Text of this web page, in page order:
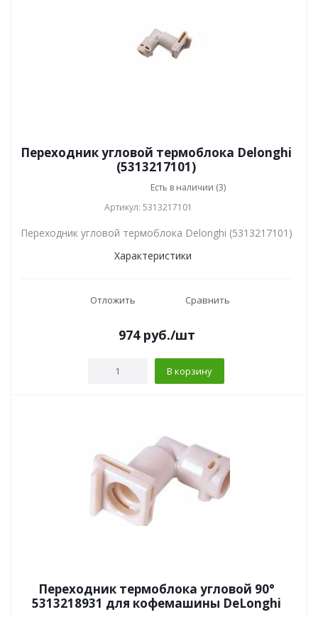
Переходник угловой термоблока Delonghi
(5313217101)
Есть в наличии (3)
Артикул: 5313217101
Переходник угловой термоблока Delonghi (5313217101)
Характеристики
Отложить Сравнить
974руб./шт
В корзину
Переходник термоблока угловой 90°
5313218931 для кофемашины DeLonghi